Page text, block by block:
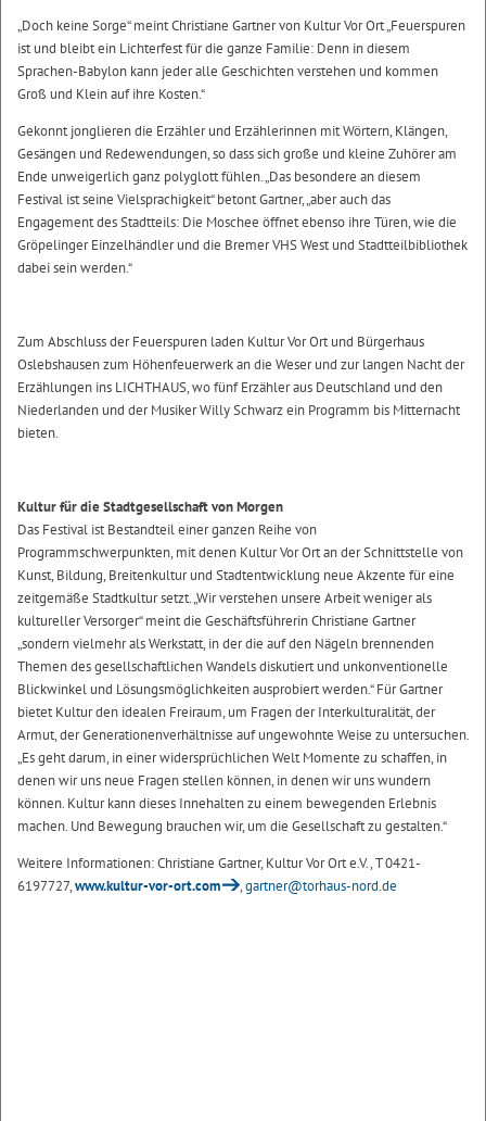
„Doch keine Sorge“ meint Christiane Gartner von Kultur Vor Ort „Feuerspuren
ist und bleibt ein Lichterfest für die ganze Familie: Denn in diesem
Sprachen-Babylon kann jeder alle Geschichten verstehen und kommen
Groß und Klein auf ihre Kosten.“
Gekonnt jonglieren die Erzähler und Erzählerinnen mit Wörtern, Klängen,
Gesängen und Redewendungen, so dass sich große und kleine Zuhörer am
Ende unweigerlich ganz polyglott fühlen. „Das besondere an diesem
Festival ist seine Vielsprachigkeit“ betont Gartner, „aber auch das
Engagement des Stadtteils: Die Moschee öffnet ebenso ihre Türen, wie die
Gröpelinger Einzelhändler und die Bremer VHS West und Stadtteilbibliothek
dabei sein werden.“
Zum Abschluss der Feuerspuren laden Kultur Vor Ort und Bürgerhaus
Oslebshausen zum Höhenfeuerwerk an die Weser und zur langen Nacht der
Erzählungen ins LICHTHAUS, wo fünf Erzähler aus Deutschland und den
Niederlanden und der Musiker Willy Schwarz ein Programm bis Mitternacht
bieten.
Kultur für die Stadtgesellschaft von Morgen
Das Festival ist Bestandteil einer ganzen Reihe von
Programmschwerpunkten, mit denen Kultur Vor Ort an der Schnittstelle von
Kunst, Bildung, Breitenkultur und Stadtentwicklung neue Akzente für eine
zeitgemäße Stadtkultur setzt. „Wir verstehen unsere Arbeit weniger als
kultureller Versorger“ meint die Geschäftsführerin Christiane Gartner
„sondern vielmehr als Werkstatt, in der die auf den Nägeln brennenden
Themen des gesellschaftlichen Wandels diskutiert und unkonventionelle
Blickwinkel und Lösungsmöglichkeiten ausprobiert werden.“ Für Gartner
bietet Kultur den idealen Freiraum, um Fragen der Interkulturalität, der
Armut, der Generationenverhältnisse auf ungewohnte Weise zu untersuchen.
„Es geht darum, in einer widersprüchlichen Welt Momente zu schaffen, in
denen wir uns neue Fragen stellen können, in denen wir uns wundern
können. Kultur kann dieses Innehalten zu einem bewegenden Erlebnis
machen. Und Bewegung brauchen wir, um die Gesellschaft zu gestalten.“
Weitere Informationen: Christiane Gartner, Kultur Vor Ort e.V., T 0421-
6197727,www.kultur-vor-ort.com ,gartner@torhaus-nord.de